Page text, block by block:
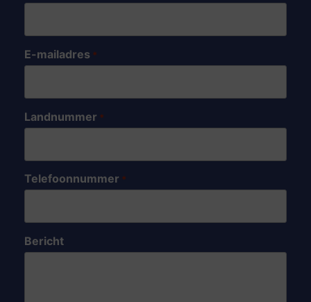
E-mailadres *
Landnummer *
Telefoonnummer *
Bericht